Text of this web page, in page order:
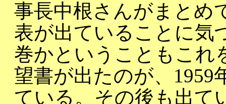
事長中根さんがまとめ
表が出ていることに気
巻かということもこれ
望書が出たのが、1959
ている。その後も出て